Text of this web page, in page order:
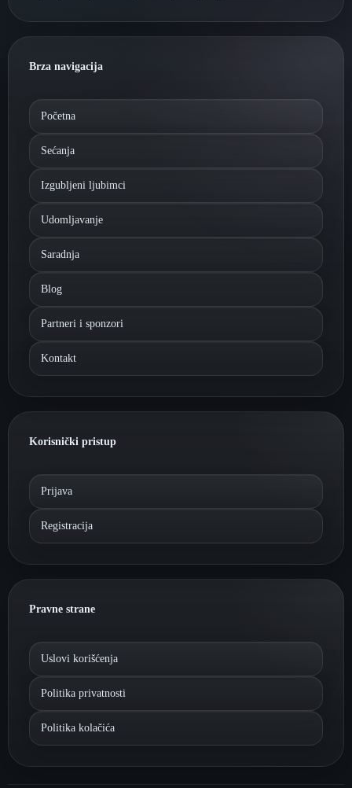
Brza navigacija
Početna
Sećanja
Izgubljeni ljubimci
Udomljavanje
Saradnja
Blog
Partneri i sponzori
Kontakt
Korisnički pristup
Prijava
Registracija
Pravne strane
Uslovi korišćenja
Politika privatnosti
Politika kolačića